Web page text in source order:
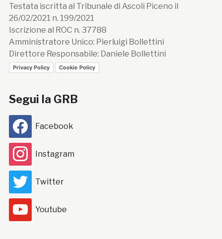
Testata iscritta al Tribunale di Ascoli Piceno il
26/02/2021 n. 199/2021
Iscrizione al ROC n. 37788
Amministratore Unico: Pierluigi Bollettini
Direttore Responsabile: Daniele Bollettini
Privacy Policy Cookie Policy
Segui la GRB
Facebook
Instagram
Twitter
Youtube